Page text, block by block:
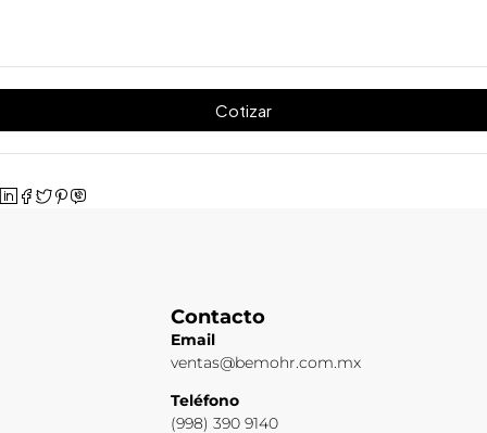
Cotizar
Contacto
Email
ventas@bemohr.com.mx
Teléfono
(998) 390 9140